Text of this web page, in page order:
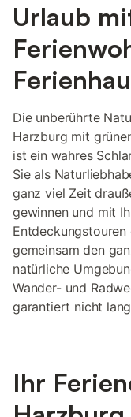
Urlaub
Die unberührte
Harzburg mit
ist ein wahres
Sie als
ganz viel Zeit
gewinnen und mit
Entdeckungstouren
gemeinsam den
natürliche
Wander- und
garantiert nicht
Ihr